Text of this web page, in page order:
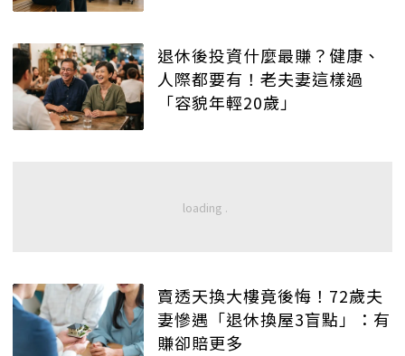
退休後投資什麼最賺？健康、
人際都要有！老夫妻這樣過
「容貌年輕20歲」
賣透天換大樓竟後悔！72歲夫
妻慘遇「退休換屋3盲點」：有
賺卻賠更多